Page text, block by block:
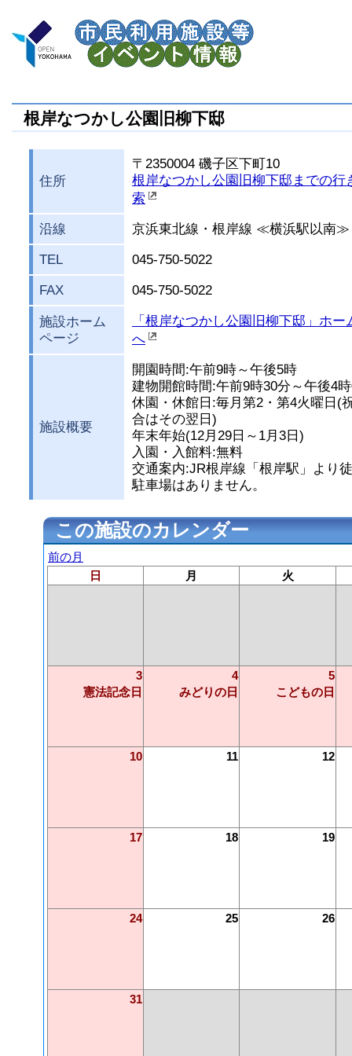
根岸なつかし公園旧柳下邸
住所
〒2350004 磯子区下町10
根岸なつかし公園旧柳下邸までの行
索
沿線 京浜東北線・根岸線 ≪横浜駅以南≫
TEL 045-750-5022
FAX 045-750-5022
施設ホーム
ページ
「根岸なつかし公園旧柳下邸」ホー
へ
施設概要
開園時間:午前9時～午後5時
建物開館時間:午前9時30分～午後4
休園・休館日:毎月第2・第4火曜日(
合はその翌日)
年末年始(12月29日～1月3日)
入園・入館料:無料
交通案内:JR根岸線「根岸駅」より
駐車場はありません。
この施設のカレンダー
前の月
日
月 火
3
憲法記念日
4
みどりの日
5
こどもの日
10 11 12
17 18 19
24 25 26
31